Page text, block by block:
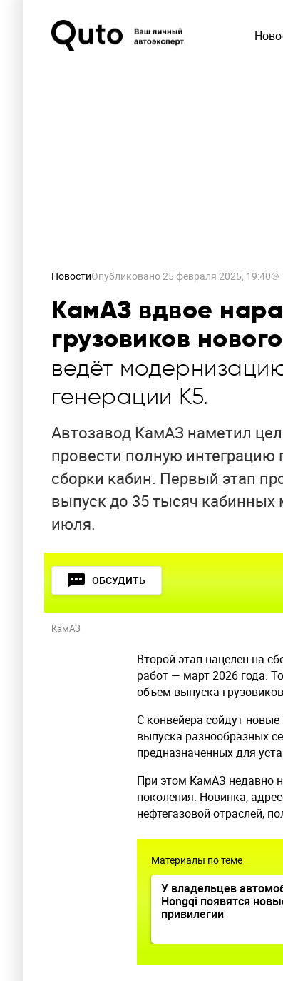
НовостиОпубликовано25 февраля 2025, 19:40
КамАЗ вдвое
грузовиков
ведёт
генерации К5.
Автозавод КамАЗ наметил
провести полную интеграцию
сборки кабин. Первый этап
выпуск до 35 тысяч
июля.
ОБСУДИТЬ
КамАЗ
Второй этап нацелен на
работ — март 2026 года.
объём выпуска
С конвейера сойдут
выпуска разнообразных
предназначенных для
При этом КамАЗ недавно
поколения. Новинка,
нефтегазовой отраслей,
Материалы по теме
У владельцев
Hongqi появятся
привилегии